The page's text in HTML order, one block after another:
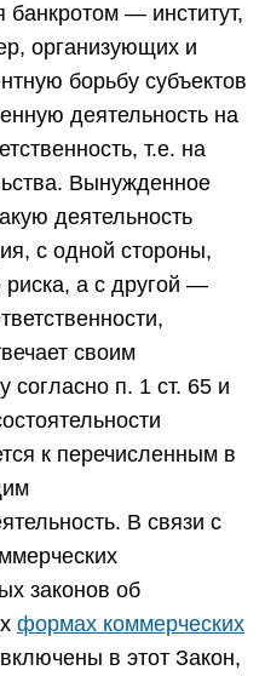
— институт,
организующих и
борьбу субъектов
деятельность на
т.е. на
Вынужденное
деятельность
с одной стороны,
а с другой —
своим
п. 1 ст. 65 и
к перечисленным в
В связи с
законов об
формах коммерческих
в этот Закон,